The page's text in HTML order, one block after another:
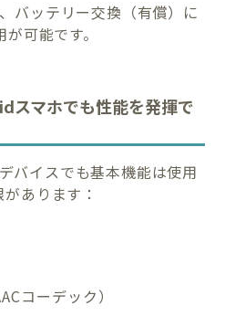
バッテリー交換（有償）に
可能です。
マホでも性能を発揮で
イスでも基本機能は使用
あります：
コーデック）